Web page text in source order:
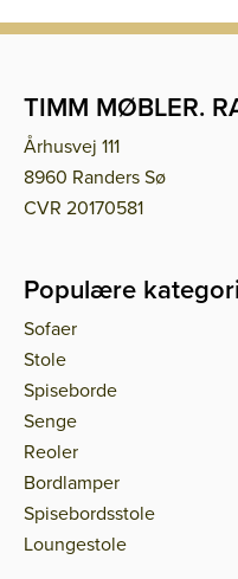
TIMM MØBLER.
Århusvej 111
8960 Randers Sø
CVR 20170581
Populære
Sofaer
Stole
Spiseborde
Senge
Reoler
Bordlamper
Spisebordsstole
Loungestole